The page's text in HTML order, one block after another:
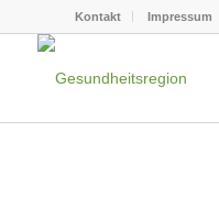
Kontakt Impressum